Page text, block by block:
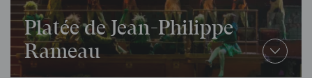
Platée de Jean-Philippe
Rameau